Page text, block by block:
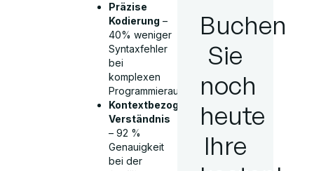
Präzise
Kodierung –
40% weniger
Syntaxfehler
bei
komplexen
Programmieraufgaben
Kontextbezogenes
Verständnis
– 92 %
Genauigkeit
bei der
Buchen
Sie
noch
heute
Ihre